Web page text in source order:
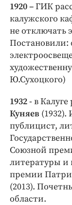
1920 –ГИК
калужского
не отключать
Постановили:
Ю.Сухоцкого)
1932 -в Калуге
Куняев
публицист,
Союзной
литературы и
премии
(2013).
области.